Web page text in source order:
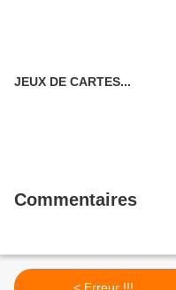
JEUX DE CARTES...
Commentaires